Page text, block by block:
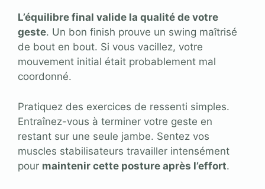
L’équilibre final valide la qualité de votre
geste. Un bon finish prouve un swing maîtrisé
de bout en bout. Si vous vacillez, votre
mouvement initial était probablement mal
coordonné.
Pratiquez des exercices de ressenti simples.
Entraînez-vous à terminer votre geste en
restant sur une seule jambe. Sentez vos
muscles stabilisateurs travailler intensément
pour maintenir cette posture après l’effort.